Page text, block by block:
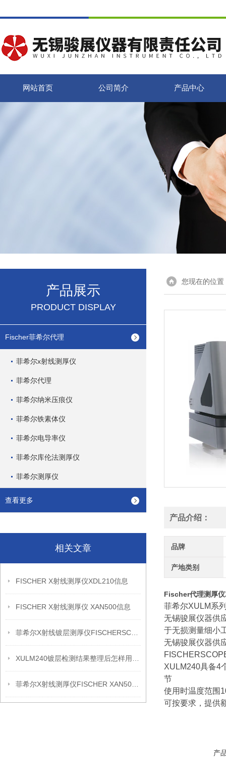
网站首页 公司简介 产品中心
产品展示
PRODUCT DISPLAY
Fischer菲希尔代理
菲希尔x射线测厚仪
菲希尔代理
菲希尔纳米压痕仪
菲希尔铁素体仪
菲希尔电导率仪
菲希尔库伦法测厚仪
菲希尔测厚仪
查看更多
相关文章
FISCHER X射线测厚仪XDL210信息
FISCHER X射线测厚仪 XAN500信息
您现在的位置
产品介绍：
品牌
产地类别
Fischer代理测厚
菲希尔XULM系
无锡骏展仪器供
于无损测量细小
无锡骏展仪器供
XULM240具备4
节
使用时温度范围
可按要求，提供
产